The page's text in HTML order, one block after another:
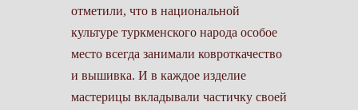
отметили, что в национальной
культуре туркменского народа особое
место всегда занимали ковроткачество
и вышивка. И в каждое изделие
мастерицы вкладывали частичку своей